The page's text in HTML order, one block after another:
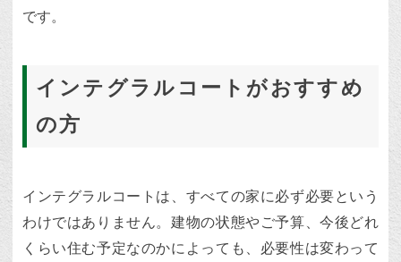
です。
インテグラルコートがおすすめ
の方
インテグラルコートは、すべての家に必ず必要という
わけではありません。建物の状態やご予算、今後どれ
くらい住む予定なのかによっても、必要性は変わって